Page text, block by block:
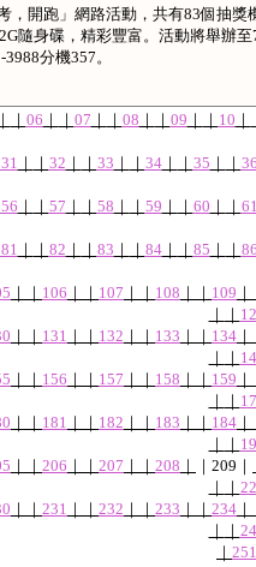
開跑」網路活動，共有83個抽獎
隨身碟，精彩豐富。活動將舉辦
分機357。
｜ ｜ 06 ｜ ｜ 07 ｜ ｜ 08 ｜ ｜ 09 ｜ ｜ 10 ｜
31 ｜ ｜ 32 ｜ ｜ 33 ｜ ｜ 34｜ ｜ 35 ｜ ｜
56 ｜ ｜ 57 ｜ ｜ 58 ｜ ｜ 59 ｜ ｜ 60 ｜ ｜
81 ｜ ｜ 82 ｜ ｜ 83 ｜ ｜ 84｜ ｜ 85 ｜ ｜
｜ ｜ 106 ｜ ｜ 107 ｜ ｜ 108 ｜ ｜ 109 ｜
｜
｜
｜ ｜ 131 ｜ ｜ 132 ｜ ｜ 133 ｜ ｜ 134 ｜
｜
｜
｜ ｜ 156 ｜ ｜ 157 ｜ ｜ 158 ｜ ｜ 159 ｜
｜
｜
｜ ｜ 181 ｜ ｜ 182 ｜ ｜ 183 ｜ ｜ 184 ｜
｜
｜
｜ ｜ 206 ｜ ｜ 207 ｜ ｜ 208 ｜ ｜ 209 ｜
｜
｜
｜ ｜ 231 ｜ ｜ 232 ｜ ｜ 233 ｜ ｜ 234 ｜
｜
｜
｜ 251